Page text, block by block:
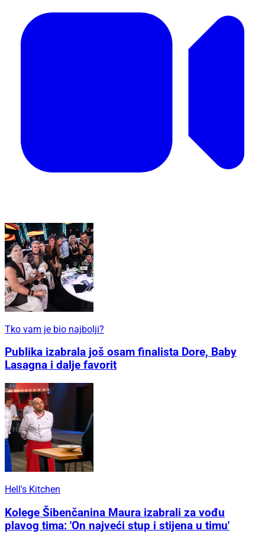
Tko vam je bio najbolji?
Publika izabrala još osam finalista Dore, Baby
Lasagna i dalje favorit
Hell's Kitchen
Kolege Šibenčanina Maura izabrali za vođu
plavog tima: 'On najveći stup i stijena u timu'